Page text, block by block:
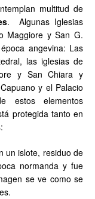
multitud de
. Algunas Iglesias
Maggiore y San G.
angevina: Las
las iglesias de
y San Chiara y
y el Palacio
estos elementos
protegida tanto en
un islote, residuo de
normanda y fue
se ve como se